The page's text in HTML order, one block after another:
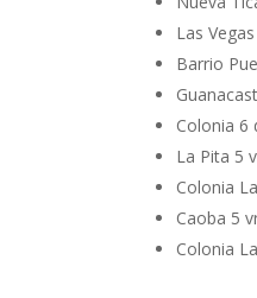
Las
Barrio
Colonia 6
La Pita 5
Colonia
Caoba 5
Colonia